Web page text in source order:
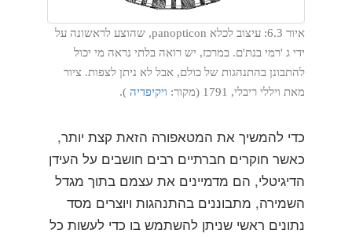
איור 6.3: עיצוב לכלא panopticon, שהוצע לראשונה על
ידי ג 'רמי בנת'ם. במרכז, יש רואה בלתי נראה מי יכול
להתבונן בהתנהגות של כולם, אבל לא ניתן לצפות. ציור
מאת ויללי ריבלי, 1791 (מקור:
ויקיפדיה ).
כדי להמשיך את המטאפורה הזאת קצת יותר,
כאשר חוקרים חברתיים רבים חושבים על העידן
הדיגיטלי, הם מדמיינים את עצמם בתוך מגדל
השמירה, מתבוננים בהתנהגות ויוצרים מסד
נתונים ראשי שניתן להשתמש בו כדי לעשות כל